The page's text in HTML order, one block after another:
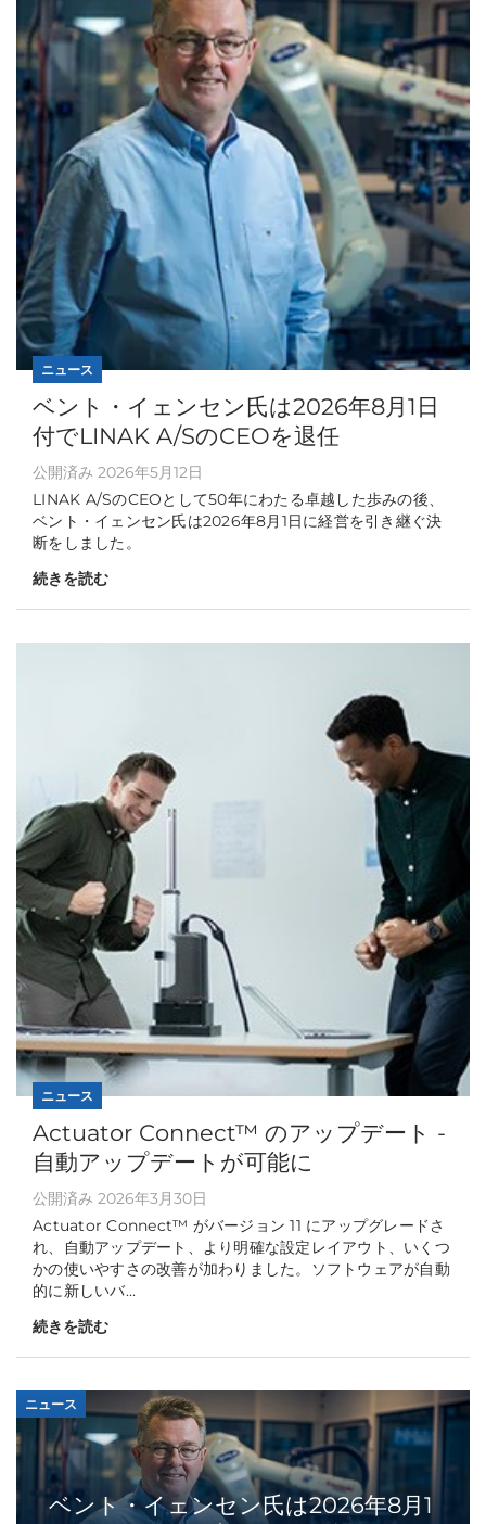
ニュース
ベント・イェンセン氏は2026年8月1日
付でLINAK A/SのCEOを退任
公開済み 2026年5月12日
LINAK A/SのCEOとして50年にわたる卓越した歩みの後、
ベント・イェンセン氏は2026年8月1日に経営を引き継ぐ決
断をしました。
続きを読む
ニュース
Actuator Connect™ のアップデート -
自動アップデートが可能に
公開済み 2026年3月30日
Actuator Connect™ がバージョン 11 にアップグレードさ
れ、自動アップデート、より明確な設定レイアウト、いくつ
かの使いやすさの改善が加わりました。ソフトウェアが自動
的に新しいバ...
続きを読む
ニュース
ベント・イェンセン氏は2026年8月1